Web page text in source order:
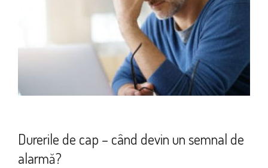
Durerile de cap – când devin un semnal de
alarmă?